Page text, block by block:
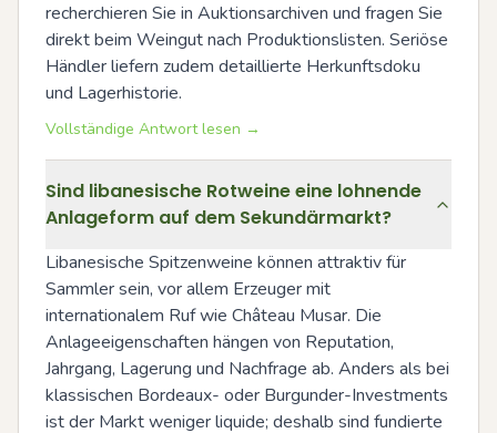
recherchieren Sie in Auktionsarchiven und fragen Sie
direkt beim Weingut nach Produktionslisten. Seriöse
Händler liefern zudem detaillierte Herkunftsdoku
und Lagerhistorie.
Vollständige Antwort lesen →
Sind libanesische Rotweine eine lohnende
Anlageform auf dem Sekundärmarkt?
Libanesische Spitzenweine können attraktiv für
Sammler sein, vor allem Erzeuger mit
internationalem Ruf wie Château Musar. Die
Anlageeigenschaften hängen von Reputation,
Jahrgang, Lagerung und Nachfrage ab. Anders als bei
klassischen Bordeaux- oder Burgunder-Investments
ist der Markt weniger liquide; deshalb sind fundierte